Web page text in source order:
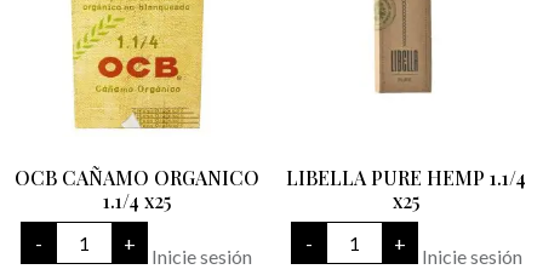
OCB CAÑAMO ORGANICO
1.1/4 x25
-
OCB
CAÑAMO
ORGANICO
+
Inicie sesión
LIBELLA PURE HEMP 1.1/4
x25
-
LIBELLA
PURE
HEMP
+
Inicie sesión